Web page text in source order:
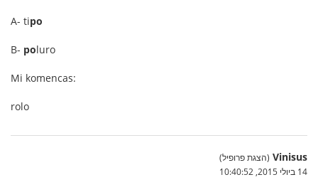
A- tipo
B- poluro
Mi komencas:
rolo
Vinisus (הצגת פרופיל)
14 ביולי 2015, 10:40:52